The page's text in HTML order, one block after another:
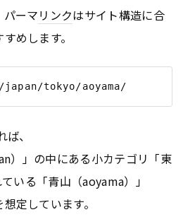
ーマリンクはサイト構造に合
めします。
ば、
）」の中にある小カテゴリ「東
いる「青山（aoyama）」
定しています。